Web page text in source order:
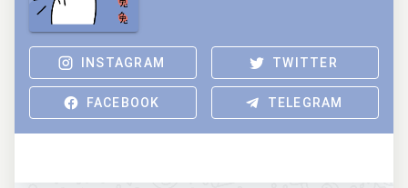
INSTAGRAM TWITTER
FACEBOOK TELEGRAM